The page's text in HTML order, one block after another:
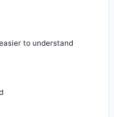
to understand